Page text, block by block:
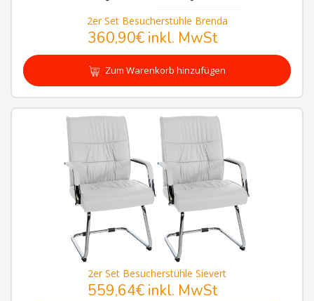
2er Set Besucherstühle Brenda
360,90€inkl. MwSt
Zum Warenkorb hinzufügen
2er Set Besucherstühle Sievert
559,64€inkl. MwSt